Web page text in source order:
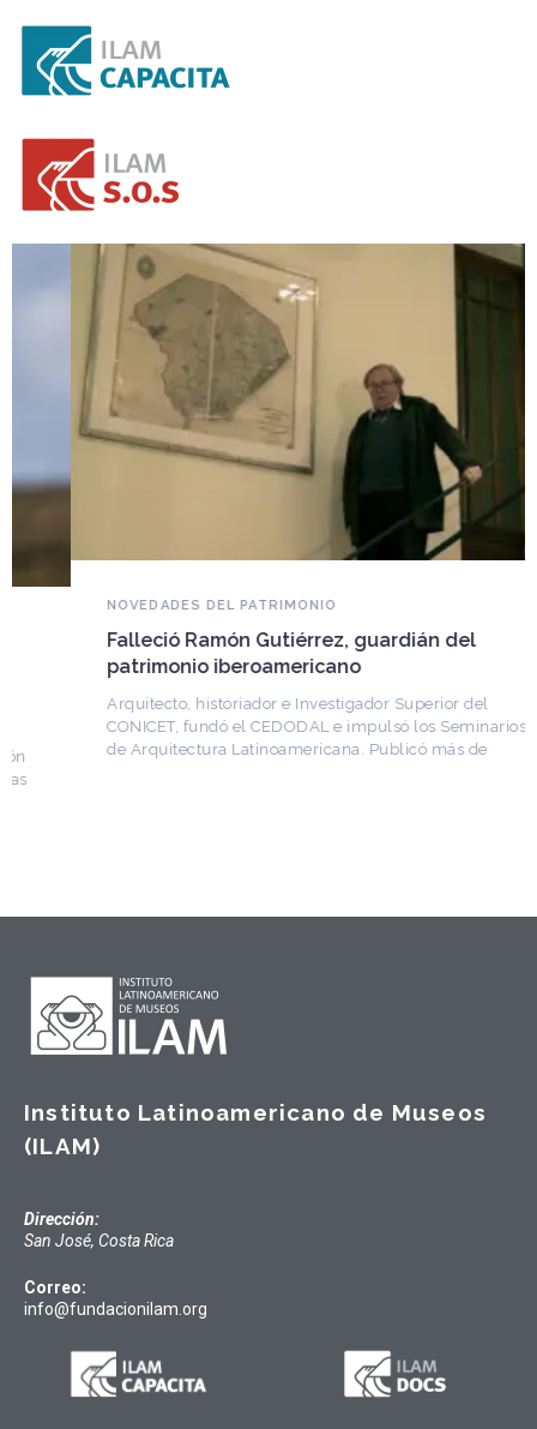
NOVEDADES DEL PATRIMONIO
Falleció Ramón Gutiérrez, guardián del
patrimonio iberoamericano
Arquitecto, historiador e Investigador Superior del
CONICET, fundó el CEDODAL e impulsó los Seminarios
de Arquitectura Latinoamericana. Publicó más de
Instituto Latinoamericano de Museos
(ILAM)
Dirección:
San José, Costa Rica
Correo:
info@fundacionilam.org